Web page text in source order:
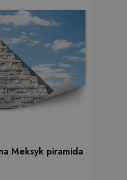
Meksyk piramida